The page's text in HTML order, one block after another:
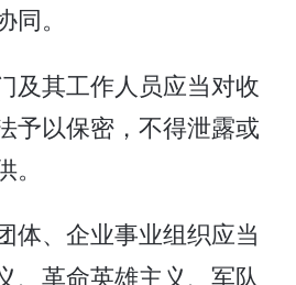
。
及其工作人员应当对收
予以保密，不得泄露或
体、企业事业组织应当
、革命英雄主义、军队